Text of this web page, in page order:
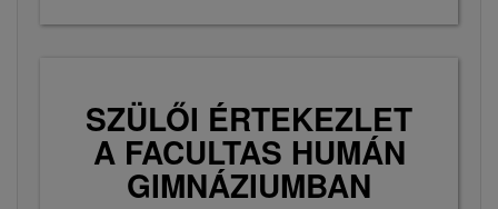
SZÜLŐI ÉRTEKEZLET
A FACULTAS HUMÁN
GIMNÁZIUMBAN